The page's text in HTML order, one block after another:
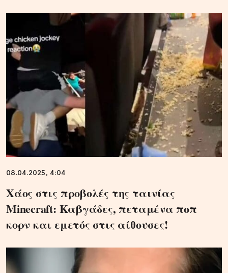
08.04.2025, 4:04
Χάος στις προβολές της ταινίας
Minecraft: Καβγάδες, πεταμένα ποπ
κορν και εμετός στις αίθουσες!